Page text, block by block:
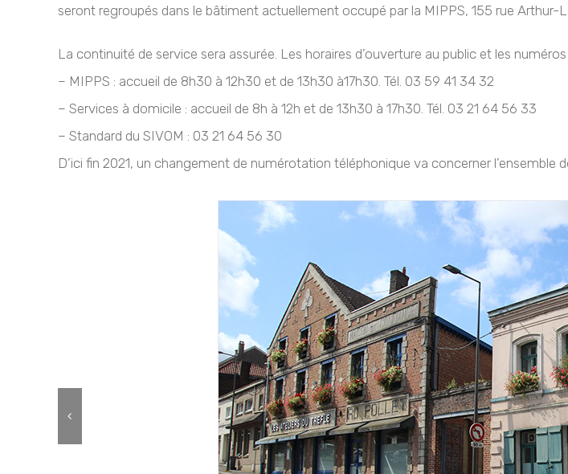
seront regroupés dans le bâtiment actuellement occupé par la MIPPS, 155 rue Arthur-
La continuité de service sera assurée. Les horaires d’ouverture au public et les
– MIPPS : accueil de 8h30 à 12h30 et de 13h30 à17h30. Tél. 03 59 41 34 32
– Services à domicile : accueil de 8h à 12h et de 13h30 à 17h30. Tél. 03 21 64 56 33
– Standard du SIVOM : 03 21 64 56 30
D’ici fin 2021, un changement de numérotation téléphonique va concerner l’ensemble